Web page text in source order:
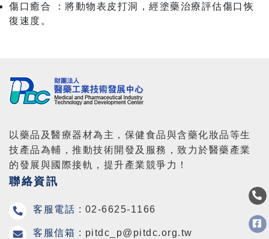
傷口癒合 ：將動物表皮打洞，經塗藥治療評估傷口恢
復速度。
以藥品及醫療器材為主，保健食品與含藥化妝品等生
技產品為輔，推動技術開發及服務，致力於醫藥產業
的發展與國際接軌，提升產業競爭力！
聯絡資訊
客服電話 : 02-6625-1166
客服信箱 : pitdc_p@pitdc.org.tw